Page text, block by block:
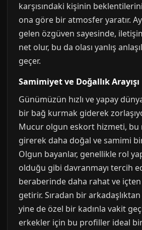
karşısındaki kişinin
ona göre bir atmosfer yaratır.
gelen özgüven sayesinde,
net olur, bu da olası yanlış
geçer.
Samimiyet ve Doğallık Arayışı
Günümüzün hızlı ve yapay
bir bağ kurmak giderek
Mucur olgun eskort hizmeti, bu
girerek daha doğal ve samimi
Olgun bayanlar, genellikle rol
olduğu gibi davranmayı tercih
beraberinde daha rahat ve
getirir. Sıradan bir arkadaşlıktan
yine de özel bir kadınla vakit
erkekler için bu profiller ideal